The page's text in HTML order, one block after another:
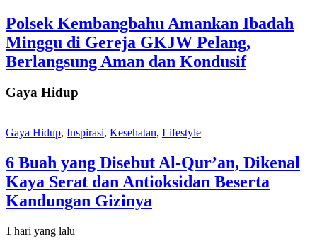
Polsek Kembangbahu Amankan Ibadah
Minggu di Gereja GKJW Pelang,
Berlangsung Aman dan Kondusif
Gaya Hidup
Gaya Hidup, Inspirasi, Kesehatan, Lifestyle
6 Buah yang Disebut Al-Qur’an, Dikenal
Kaya Serat dan Antioksidan Beserta
Kandungan Gizinya
1 hari yang lalu